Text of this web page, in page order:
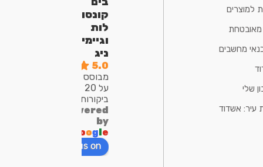
למוצרים
מאובטחת
מחשבים
שלי
עיר: אשדוד
קונסו
לות
וגיימי
ניג
5.0
מבוסס
על 20
ביקורות
powered
by
oogle
review us on